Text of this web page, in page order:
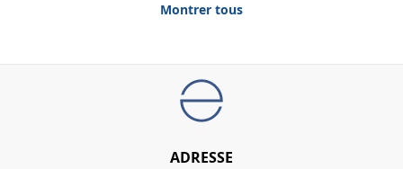
Montrer tous
ADRESSE